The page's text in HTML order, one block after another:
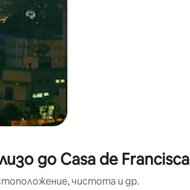
до Casa de Francisca
чистота и др.